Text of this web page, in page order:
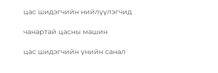
цас шидэгчийн нийлүүлэгчид
чанартай цасны машин
цас шидэгчийн үнийн санал